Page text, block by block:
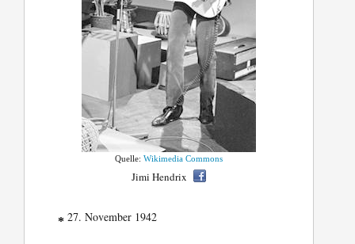
Quelle:Wikimedia Commons
Jimi Hendrix
* 27. November 1942